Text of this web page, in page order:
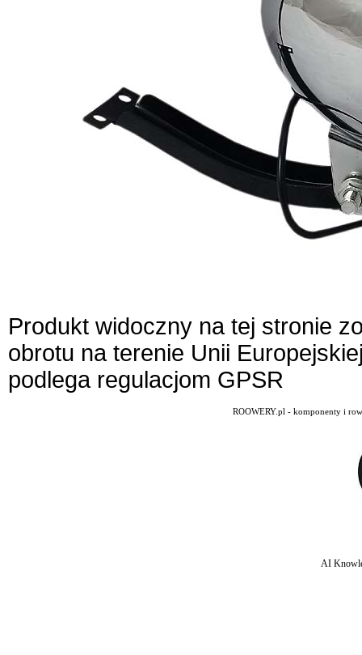
Produkt widoczny na tej stronie
obrotu na terenie Unii
podlega regulacjom GPSR
ROOWERY.pl - komponenty i
AI